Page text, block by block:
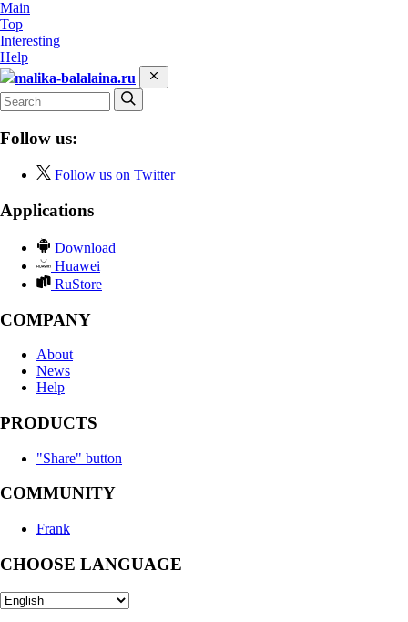
Main
Top
Interesting
Help
malika-balalaina.ru
Follow us:
Follow us on Twitter
Applications
Download
Huawei
RuStore
COMPANY
About
News
Help
PRODUCTS
"Share" button
COMMUNITY
Frank
CHOOSE LANGUAGE